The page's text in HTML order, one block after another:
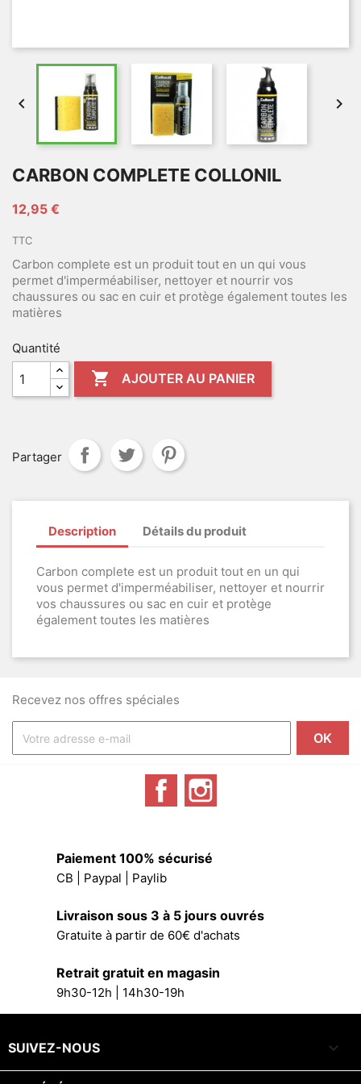
 
CARBON COMPLETE COLLONIL
12,95 €
TTC
Carbon complete est un produit tout en un qui vous
permet d'imperméabiliser, nettoyer et nourrir vos
chaussures ou sac en cuir et protège également toutes les
matières
Quantité
 AJOUTER AU PANIER
Partager
Description Détails du produit
Carbon complete est un produit tout en un qui
vous permet d'imperméabiliser, nettoyer et nourrir
vos chaussures ou sac en cuir et protège
également toutes les matières
Recevez nos offres spéciales
Facebook
Paiement 100% sécurisé
CB | Paypal | Paylib
Livraison sous 3 à 5 jours ouvrés
Gratuite à partir de 60€ d'achats
Retrait gratuit en magasin
9h30-12h | 14h30-19h
SUIVEZ-NOUS 